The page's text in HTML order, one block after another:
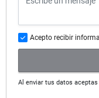
Acepto recibir
Al enviar tus datos aceptas